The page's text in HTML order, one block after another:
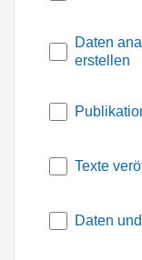
Daten
erstellen
Texte
Daten